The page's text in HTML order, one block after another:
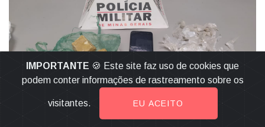
IMPORTANTE 🍪 Este site faz uso de cookies que
podem conter informações de rastreamento sobre os
visitantes. EU ACEITO